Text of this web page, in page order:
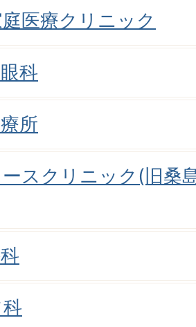
医療クリニック
科
所
スクリニック(旧桑